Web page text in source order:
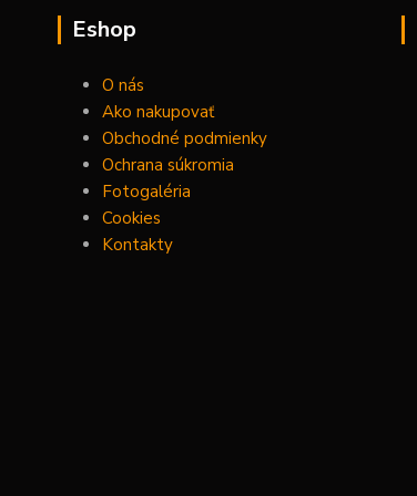
Eshop
O nás
Ako nakupovať
Obchodné podmienky
Ochrana súkromia
Fotogaléria
Cookies
Kontakty